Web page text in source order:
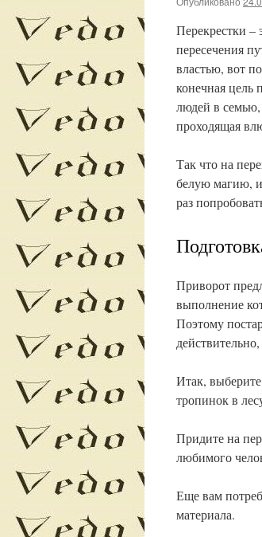
Перекрестки –
пересечения
властью, вот
конечная цель
людей в
проходящая
Так что на
белую магию,
раз
Приворот
выполнение
Поэтому
Итак,
тропинок в
Придите на
любимого
Еще вам
материала.